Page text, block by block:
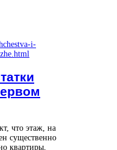
что этаж, на
существенно
квартиры,